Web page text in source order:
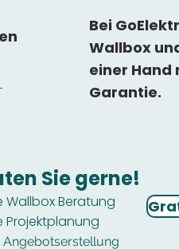
Bei
Wallbox
einer Hand
Garantie.
Sie gerne!
Wallbox Beratung
Projektplanung